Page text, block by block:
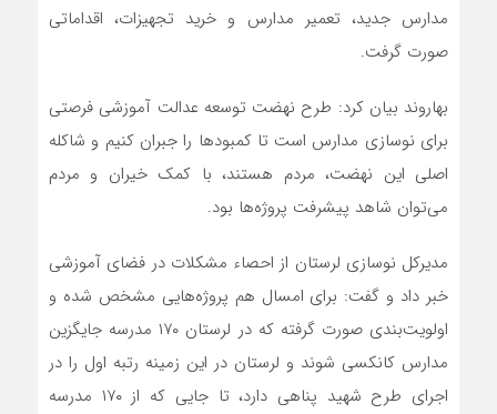
مدارس جدید، تعمیر مدارس و خرید تجهیزات، اقداماتی
صورت گرفت.
بهاروند بیان کرد: طرح نهضت توسعه عدالت آموزشی فرصتی
برای نوسازی مدارس است تا کمبودها را جبران کنیم و شاکله
اصلی این نهضت، مردم هستند، با کمک خیران و مردم
می‌توان شاهد پیشرفت پروژه‌ها بود.
مدیرکل نوسازی لرستان از احصاء مشکلات در فضای آموزشی
خبر داد و گفت: برای امسال هم پروژه‌هایی مشخص شده و
اولویت‌بندی صورت گرفته که در لرستان ۱۷۰ مدرسه جایگزین
مدارس کانکسی شوند و لرستان در این زمینه رتبه اول را در
اجرای طرح شهید پناهی دارد، تا جایی که از ۱۷۰ مدرسه